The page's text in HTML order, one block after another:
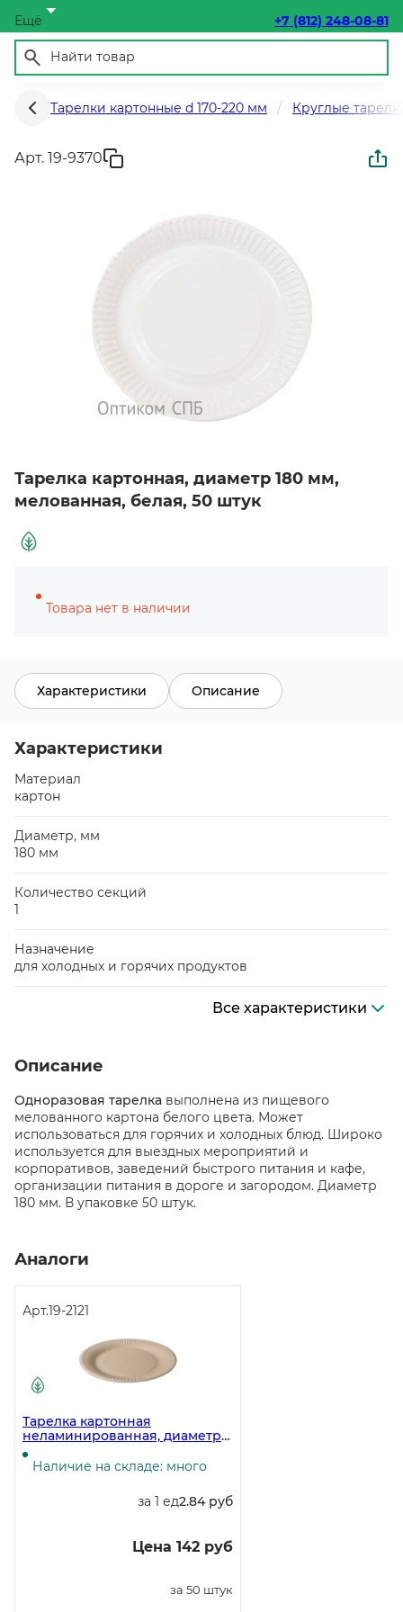
Ещё +7 (812) 248-08-81
Тарелки картонные d 170-220 мм Круглые
Арт. 19-9370
Тарелка картонная, диаметр 180 мм,
мелованная, белая, 50 штук
Товара нет в наличии
Характеристики Описание
Характеристики
Материал
картон
Диаметр, мм
180 мм
Количество секций
1
Назначение
для холодных и горячих продуктов
Все характеристики
Описание
Одноразовая тарелка выполнена из пищевого
мелованного картона белого цвета. Может
использоваться для горячих и холодных блюд. Широко
используется для выездных мероприятий и
корпоративов, заведений быстрого питания и кафе,
организации питания в дороге и загородом. Диаметр
180 мм. В упаковке 50 штук.
Аналоги
Арт.19-2121
Тарелка картонная
неламинированная, диаметр
180 мм, крафт, 150 штук
Наличие на складе: много
за 1 ед2.84 руб
Цена 142 руб
за 50 штук